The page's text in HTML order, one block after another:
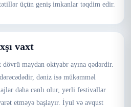
üçün geniş imkanlar təqdim edir.
vaxt
maydan oktyabr ayına qədərdir.
dəniz isə mükəmməl
daha canlı olur, yerli festivallar
etməyə başlayır. İyul və avqust